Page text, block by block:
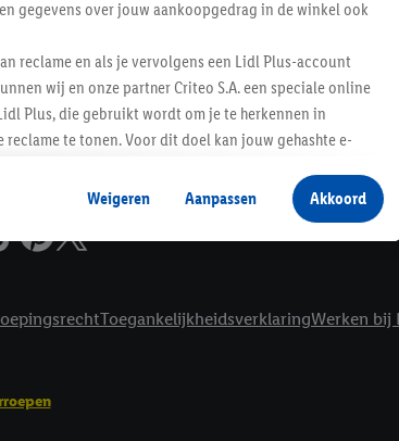
ToegankelijkheidsverklaringWerken bij
gegevens over jouw aankoopgedrag in de winkel ook
reclame en als je vervolgens een Lidl Plus-account
wij en onze partner Criteo S.A. een speciale online
Plus, die gebruikt wordt om je te herkennen in
te tonen. Voor dit doel kan jouw gehashte e-
worden weergegeven voor producten waarin je
winkelmandje van een online winkel te plaatsen
Criteo S.A. beschikt, aan jou kunnen worden
vinden over de gegevensverwerking.
Weigeren Aanpassen Akkoord